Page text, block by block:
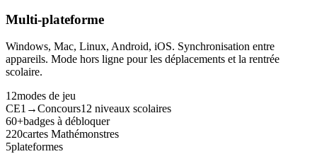
Multi-plateforme
Windows, Mac, Linux, Android, iOS. Synchronisation entre
appareils. Mode hors ligne pour les déplacements et la rentrée
scolaire.
12modes de jeu
CE1→Concours12 niveaux scolaires
60+badges à débloquer
220cartes Mathémonstres
5plateformes